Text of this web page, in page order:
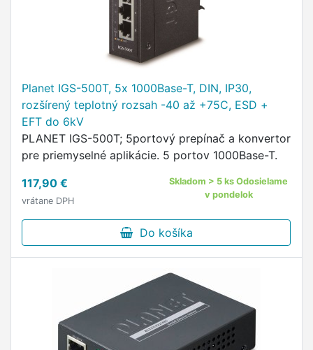
Planet IGS-500T, 5x 1000Base-T, DIN, IP30,
rozšírený teplotný rozsah -40 až +75C, ESD +
EFT do 6kV
PLANET IGS-500T; 5portový prepínač a konvertor
pre priemyselné aplikácie. 5 portov 1000Base-T.
117,90 €
vrátane DPH
Skladom > 5 ks Odosielame
v pondelok
Do košíka